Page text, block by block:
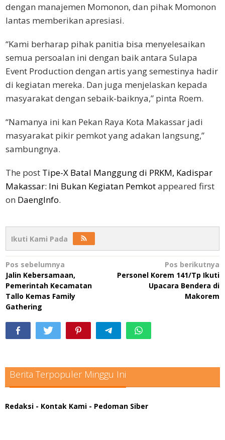
dengan manajemen Momonon, dan pihak Momonon
lantas memberikan apresiasi.
“Kami berharap pihak panitia bisa menyelesaikan
semua persoalan ini dengan baik antara Sulapa
Event Production dengan artis yang semestinya hadir
di kegiatan mereka. Dan juga menjelaskan kepada
masyarakat dengan sebaik-baiknya,” pinta Roem.
“Namanya ini kan Pekan Raya Kota Makassar jadi
masyarakat pikir pemkot yang adakan langsung,”
sambungnya.
The post Tipe-X Batal Manggung di PRKM, Kadispar
Makassar: Ini Bukan Kegiatan Pemkotappeared first
on DaengInfo.
Ikuti Kami Pada
Navigasi
pos
Pos sebelumnya
Jalin Kebersamaan,
Pemerintah Kecamatan
Tallo Kemas Family
Gathering
Pos berikutnya
Personel Korem 141/Tp Ikuti
Upacara Bendera di
Makorem
Berita Terpopuler Minggu Ini
Redaksi - Kontak Kami - Pedoman Siber